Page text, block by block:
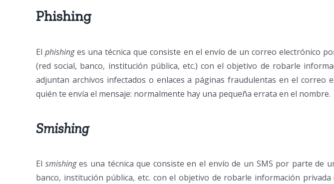
Phishing
Elphishinges una técnica que consiste en el envío de un correo electrónico
(red social, banco, institución pública, etc.) con el objetivo de robarle
adjuntan archivos infectados o enlaces a páginas fraudulentas en el correo
quién te envía el mensaje: normalmente hay una pequeña errata en el nombre.
Smishing
El smishinges una técnica que consiste en el envío de un SMS por parte de
banco, institución pública, etc. con el objetivo de robarle información